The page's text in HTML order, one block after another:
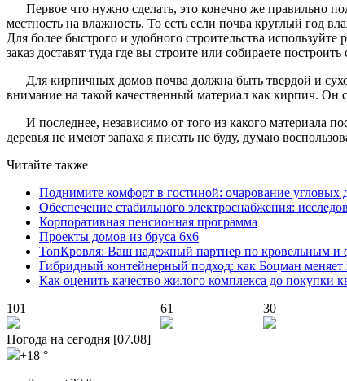
Первое что нужно сделать, это конечно же правильно
местность на влажность. То есть если почва круглый год
Для более быстрого и удобного строительства
заказ доставят туда где вы строите или собираете
Для кирпичных домов почва должна быть твердой и
внимание на такой качественный материал как кирпич. Он
И последнее, независимо от того из какого материала
деревья не имеют запаха я писать не буду, думаю
Читайте также
Поднимите комфорт в гостиной: очарование угловых
Обеспечение стабильного электроснабжения:
Корпоративная пенсионная программа
Проекты домов из бруса 6х6
ТопКровля: Ваш надежный партнер по кровельным и
Гибридный контейнерный подход: как Боцман меняет
Как оценить качество жилого комплекса до покупки
101
61 30
Погода на сегодня [07.08]
+18 °